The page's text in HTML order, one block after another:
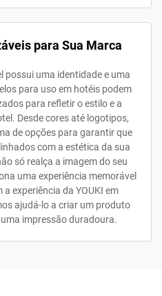
para Sua Marca
possui uma identidade e uma
para uso em hotéis podem
para refletir o estilo e a
Desde cores até logotipos,
de opções para garantir que
com a estética da sua
só realça a imagem do seu
uma experiência memorável
experiência da YOUKI em
ajudá-lo a criar um produto
impressão duradoura.